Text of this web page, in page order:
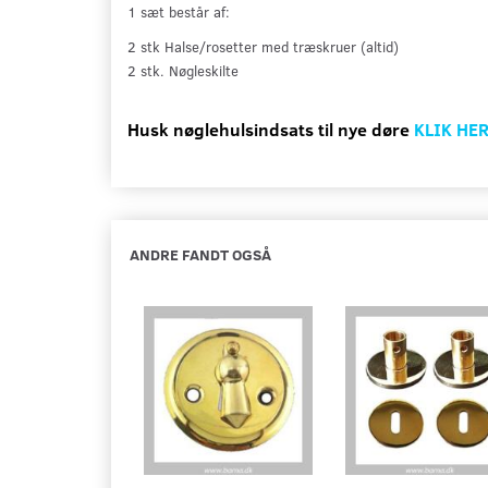
1 sæt består af:
2 stk Halse/rosetter med træskruer (altid)
2 stk. Nøgleskilte
Husk nøglehulsindsats til nye døre KLIK HER
ANDRE FANDT OGSÅ